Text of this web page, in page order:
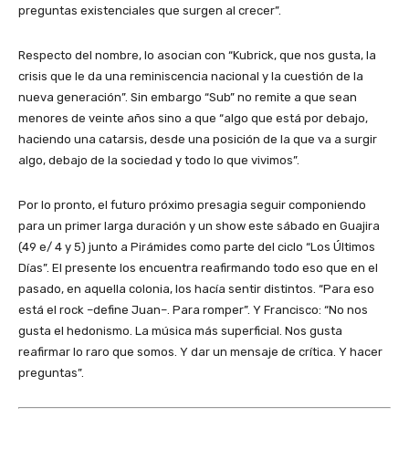
preguntas existenciales que surgen al crecer”.
Respecto del nombre, lo asocian con “Kubrick, que nos gusta, la
crisis que le da una reminiscencia nacional y la cuestión de la
nueva generación”. Sin embargo “Sub” no remite a que sean
menores de veinte años sino a que “algo que está por debajo,
haciendo una catarsis, desde una posición de la que va a surgir
algo, debajo de la sociedad y todo lo que vivimos”.
Por lo pronto, el futuro próximo presagia seguir componiendo
para un primer larga duración y un show este sábado en Guajira
(49 e/ 4 y 5) junto a Pirámides como parte del ciclo “Los Últimos
Días”. El presente los encuentra reafirmando todo eso que en el
pasado, en aquella colonia, los hacía sentir distintos. “Para eso
está el rock –define Juan–. Para romper”. Y Francisco: “No nos
gusta el hedonismo. La música más superficial. Nos gusta
reafirmar lo raro que somos. Y dar un mensaje de crítica. Y hacer
preguntas”.